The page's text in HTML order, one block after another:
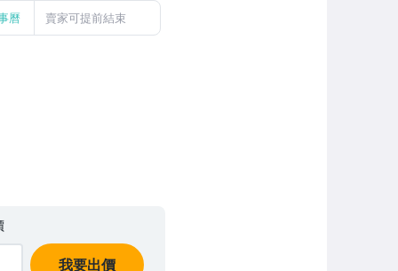
曆 賣家可提前結束
我要出價